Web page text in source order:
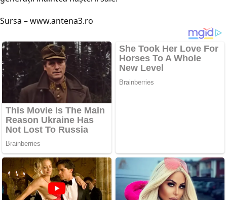
Sursa – www.antena3.ro